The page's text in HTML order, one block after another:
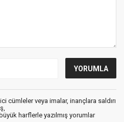
cümleler veya imalar, inançlara saldırı
harflerle yazılmış yorumlar